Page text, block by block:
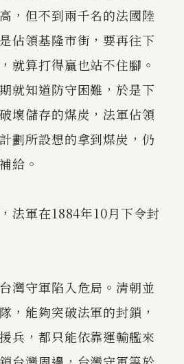
，但不到兩千名的法國陸
佔領基隆市街，要再往下
就算打得贏也站不住腳。
就知道防守困難，於是下
壞儲存的煤炭，法軍佔領
劃所設想的拿到煤炭，仍
給。
法軍在1884年10月下令封
灣守軍陷入危局。清朝並
，能夠突破法軍的封鎖，
兵，都只能依靠運輸艦來